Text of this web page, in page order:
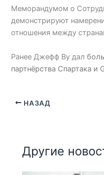
Меморандумом о
демонстрируют
отношения между
Ранее Джефф Ву дал
партнёрства Спартака и
НАЗАД
Другие